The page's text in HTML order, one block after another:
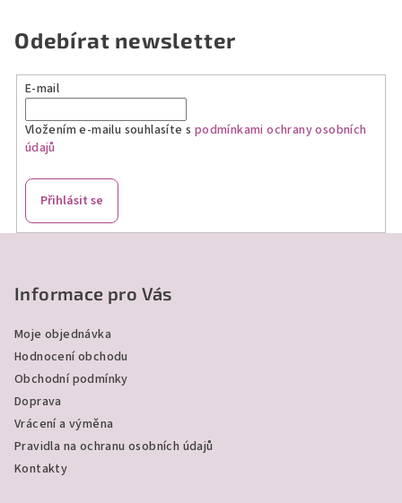
Odebírat newsletter
E-mail
Vložením e-mailu souhlasíte s podmínkami ochrany osobních
údajů
Přihlásit se
Informace pro Vás
Moje objednávka
Hodnocení obchodu
Obchodní podmínky
Doprava
Vrácení a výměna
Pravidla na ochranu osobních údajů
Kontakty